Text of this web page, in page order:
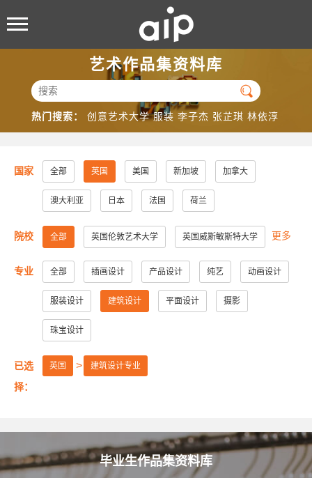
艺术作品集资料库

热门搜索： 创意艺术大学 服装 李子杰 张芷琪 林依淳
国家 全部 英国 美国 新加坡 加拿大
澳大利亚 日本 法国 荷兰
院校 全部 英国伦敦艺术大学 英国威斯敏斯特大学
英国提赛德大学 英国伯恩茅斯大学
英国利兹大学 英国南安普顿大学
英国格拉斯哥艺术学院
英国伯恩茅斯艺术大学
英国伦敦大学金匠学院
英国斯泰福厦大学 英国安格利亚鲁斯金大学
更多
专业 全部 插画设计 产品设计 纯艺 动画设计
服装设计 建筑设计 平面设计 摄影
珠宝设计
已选
择：
英国 建筑设计专业
毕业生作品集资料库